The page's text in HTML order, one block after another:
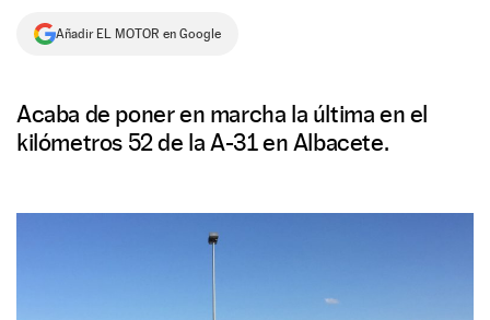
Añadir EL MOTOR en Google
Acaba de poner en marcha la última en el
kilómetros 52 de la A-31 en Albacete.